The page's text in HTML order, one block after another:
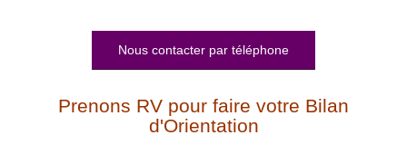
Nous contacter par téléphone
Prenons RV pour faire votre Bilan
d'Orientation